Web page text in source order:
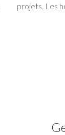
projets. Les